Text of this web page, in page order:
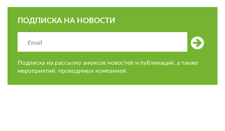
ПОДПИСКА НА НОВОСТИ
Подписка на рассылку анонсов новостей и публикаций, а также
мероприятий, проводимых компанией.